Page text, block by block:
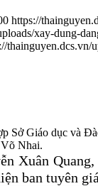
https://
xay-dung-
thainguyen.dcs.vn/
Giáo dục và
Nhai.
Xuân
ban tuyên